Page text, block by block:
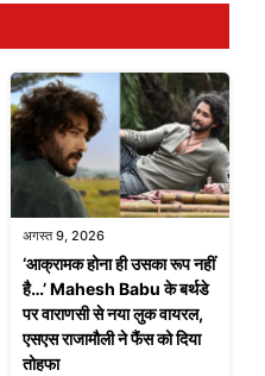
अगस्त 9, 2026
‘आक्रामक होना ही उसका रूप नहीं
है…’ Mahesh Babu के बर्थडे
पर वाराणसी से नया लुक वायरल,
एसएस राजामौली ने फैंस को दिया
तोहफा